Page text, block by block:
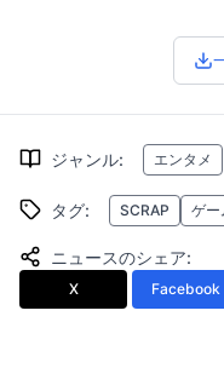
ジャンル: エンタメ
タグ: SCRAP ゲ
ニュースのシェア:
X Facebook